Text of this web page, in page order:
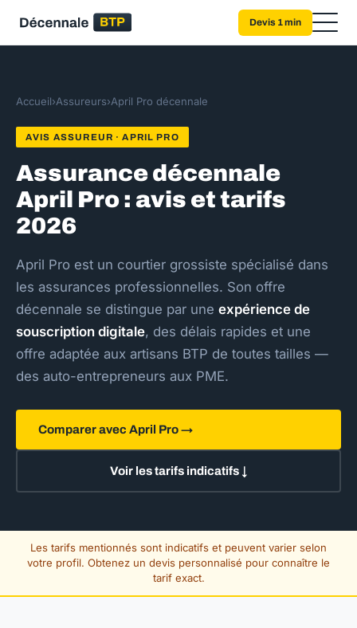
Devis 1 min
Accueil›Assureurs›April Pro décennale
AVIS ASSUREUR · APRIL PRO
Assurance décennale
April Pro : avis et tarifs
2026
April Pro est un courtier grossiste spécialisé dans
les assurances professionnelles. Son offre
décennale se distingue par une expérience de
souscription digitale, des délais rapides et une
offre adaptée aux artisans BTP de toutes tailles —
des auto-entrepreneurs aux PME.
Comparer avec April Pro →
Voir les tarifs indicatifs ↓
Les tarifs mentionnés sont indicatifs et peuvent varier selon
votre profil. Obtenez un devis personnalisé pour connaître le
tarif exact.